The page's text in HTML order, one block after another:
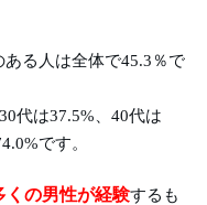
る人は全体で45.3％で
代は37.5%、40代は
です。
くの男性が経験するも